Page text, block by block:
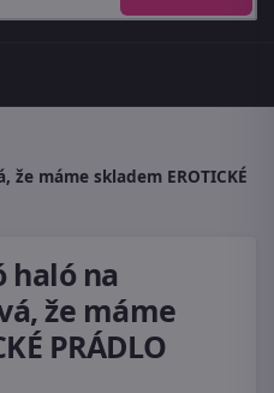
že máme skladem EROTICKÉ
haló na
že máme
PRÁDLO